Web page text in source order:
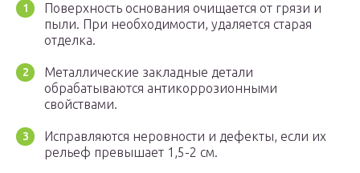
Поверхность основания очищается от грязи и
пыли. При необходимости, удаляется старая
отделка.
Металлические закладные детали
обрабатываются антикоррозионными
свойствами.
Исправляются неровности и дефекты, если их
рельеф превышает 1,5-2 см.